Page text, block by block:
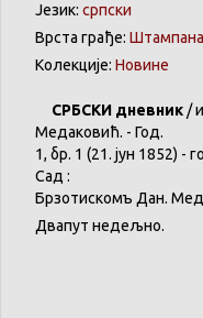
Језик: српски
Врста грађе: Штампана
Колекције: Новине
СРБСКИ дневник/
Медаковић. - Год.
1, бр. 1 (21. јун 1852) -
Сад :
Брзотискомъ Дан.
Двапут недељно.